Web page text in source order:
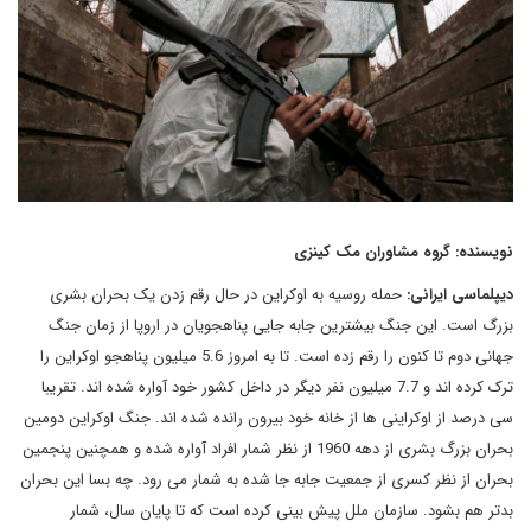
نویسنده: گروه مشاوران مک کینزی
دیپلماسی ایرانی: حمله روسیه به اوکراین در حال رقم زدن یک بحران بشری
بزرگ است. این جنگ بیشترین جابه جایی پناهجویان در اروپا از زمان جنگ
جهانی دوم تا کنون را رقم زده است. تا به امروز 5.6 میلیون پناهجو اوکراین را
ترک کرده اند و 7.7 میلیون نفر دیگر در داخل کشور خود آواره شده اند. تقریبا
سی درصد از اوکراینی ها از خانه خود بیرون رانده شده اند. جنگ اوکراین دومین
بحران بزرگ بشری از دهه 1960 از نظر شمار افراد آواره شده و همچنین پنجمین
بحران از نظر کسری از جمعیت جابه جا شده به شمار می رود. چه بسا این بحران
بدتر هم بشود. سازمان ملل پیش بینی کرده است که تا پایان سال، شمار